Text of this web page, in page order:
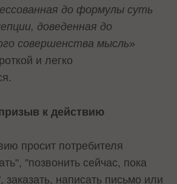
до формулы суть
доведенная до
совершенства мысль»
и легко
к действию
просит потребителя
"позвонить сейчас, пока
заказать, написать письмо или